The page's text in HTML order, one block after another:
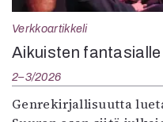
Verkkoartikkeli
Aikuisten
2–3/2026
Genrekirjallisuutta